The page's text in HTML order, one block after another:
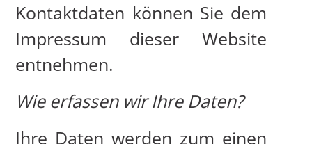
Kontaktdaten können Sie dem
Impressum dieser Website
entnehmen.
Wie erfassen wir Ihre Daten?
Ihre Daten werden zum einen